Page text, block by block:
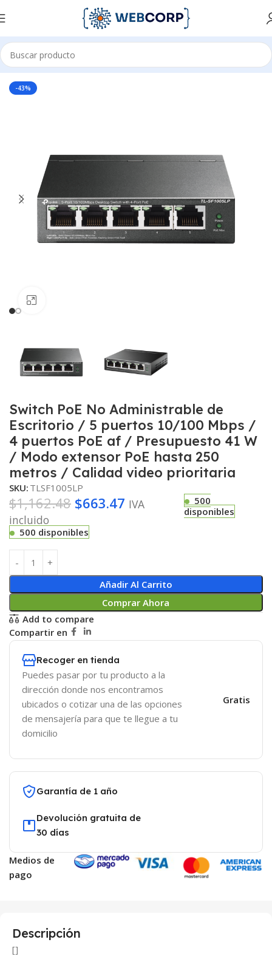
Inicio REDES NETWORKING SWITCH 4 PUERTOS
-43%
Switch PoE No Administrable de
Escritorio / 5 puertos 10/100 Mbps /
4 puertos PoE af / Presupuesto 41 W
/ Modo extensor PoE hasta 250
metros / Calidad video prioritaria
SKU: TLSF1005LP
$1,162.48 $663.47 IVA
incluido
500
disponibles
500 disponibles
Añadir Al Carrito
Comprar Ahora
Add to compare
Compartir en
Recoger en tienda
Puedes pasar por tu producto a la
dirección donde nos encontramos
ubicados o cotizar una de las opciones
de mensajería para que te llegue a tu
domicilio
Gratis
Garantía de 1 año
Devolución gratuita de
30 días
Medios de
pago
Descripción
[]